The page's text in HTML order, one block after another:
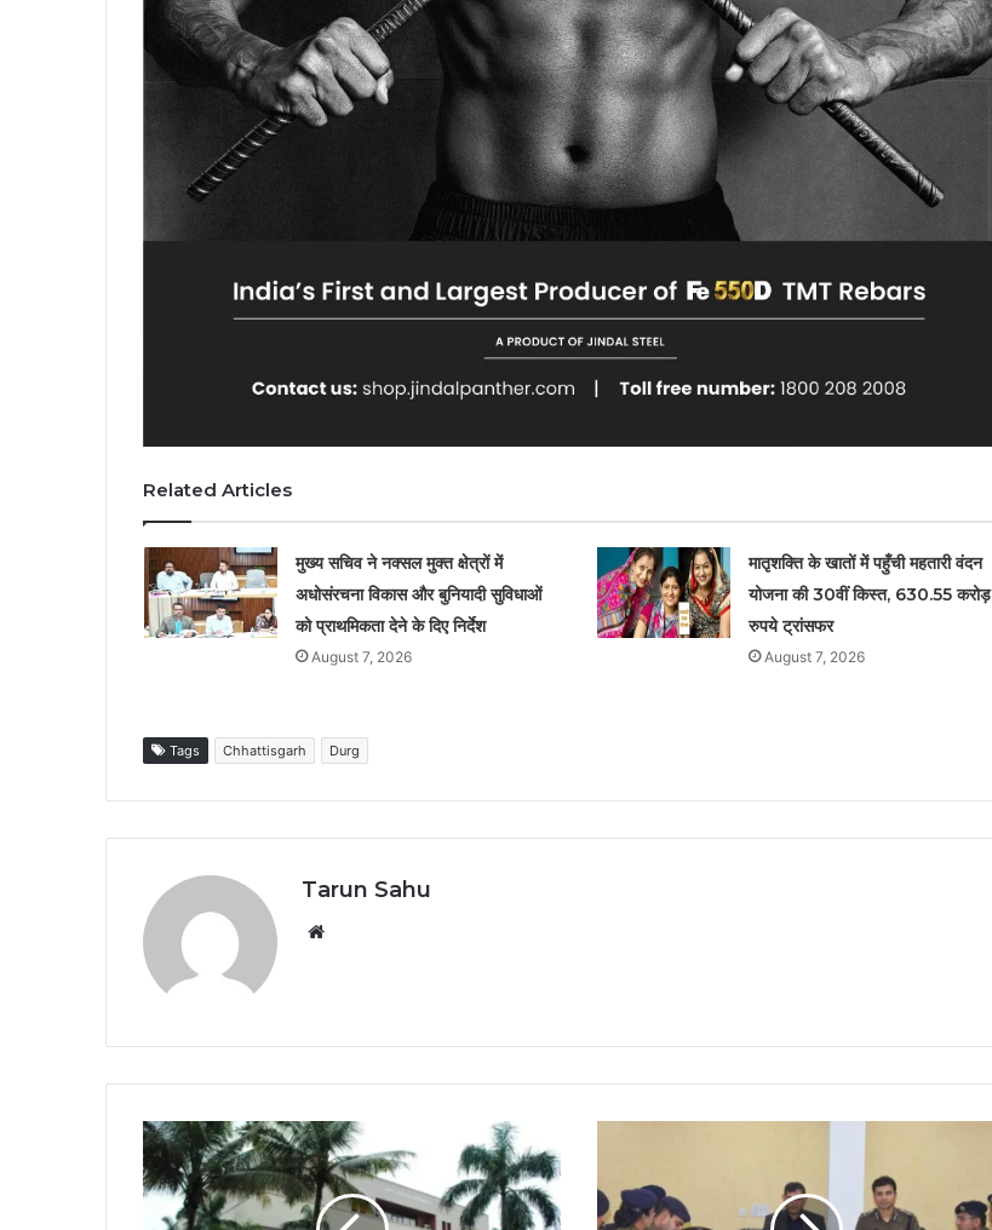
Related Articles
मुख्य सचिव ने नक्सल मुक्त क्षेत्रों में
अधोसंरचना विकास और बुनियादी सुविधाओं
को प्राथमिकता देने के दिए निर्देश
August 7, 2026
मातृशक्ति के खातों में पहुँची महतारी वंदन
योजना की 30वीं किस्त, 630.55 करोड़
रुपये ट्रांसफर
August 7, 2026
Tags Chhattisgarh Durg
Tarun Sahu